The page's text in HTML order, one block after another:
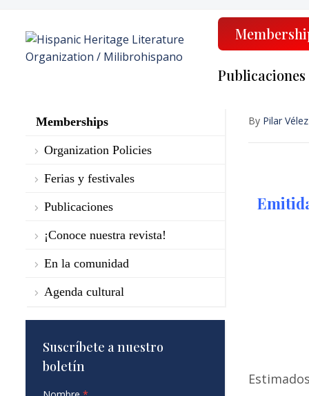
Publicaciones
Memberships
Organization Policies
Ferias y festivales
Publicaciones
¡Conoce nuestra revista!
En la comunidad
Agenda cultural
Suscríbete a nuestro
boletín
By Pilar Vélez